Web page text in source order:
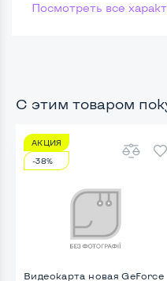
Тип накопителяSSD
Возможности
Тип видеокарты
Видеопроцессор
Размер видеопамяти, Гб
Посмотреть все
С этим товаром
АКЦИЯ
-38%
Видеокарта новая GeForce